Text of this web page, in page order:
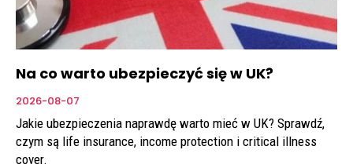
Na co warto ubezpieczyć się w UK?
2026-08-07
Jakie ubezpieczenia naprawdę warto mieć w UK? Sprawdź,
czym są life insurance, income protection i critical illness
cover.